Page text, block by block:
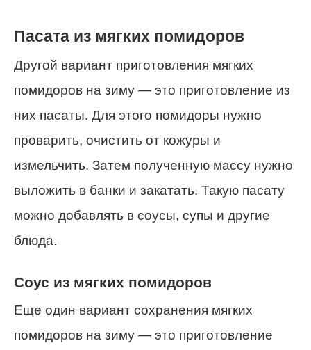
Пасата из мягких помидоров
Другой вариант приготовления мягких
помидоров на зиму — это приготовление из
них пасаты. Для этого помидоры нужно
проварить, очистить от кожуры и
измельчить. Затем полученную массу нужно
выложить в банки и закатать. Такую пасату
можно добавлять в соусы, супы и другие
блюда.
Соус из мягких помидоров
Еще один вариант сохранения мягких
помидоров на зиму — это приготовление